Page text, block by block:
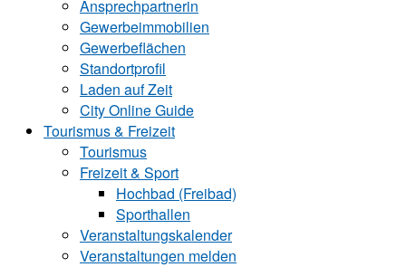
Ansprechpartnerin
Gewerbeimmobilien
Gewerbeflächen
Standortprofil
Laden auf Zeit
City Online Guide
Tourismus & Freizeit
Tourismus
Freizeit & Sport
Hochbad (Freibad)
Sporthallen
Veranstaltungskalender
Veranstaltungen melden